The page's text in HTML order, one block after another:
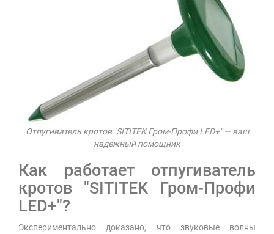
Отпугиватель кротов "SITITEK Гром-Профи LED+" — ваш
надежный помощник
Как работает отпугиватель
кротов "SITITEK Гром-Профи
LED+"?
Экспериментально доказано, что звуковые волны